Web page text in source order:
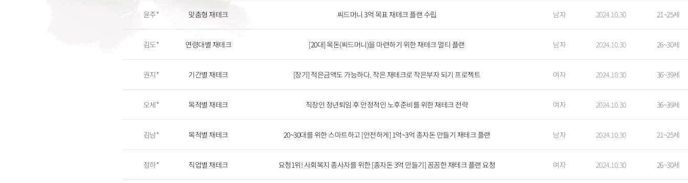
윤주* 맞춤형 재테크 씨드머니 3억 목표 재테크 플랜 수립 남자 2024.10.30 21~25세
김도* 연령대별 재테크 [20대] 목돈(씨드머니)을 마련하기 위한 재테크 멀티 플랜 남자 2024.10.30 26~30세
권지* 기간별 재테크 [장기] 적은금액도 가능하다. 작은 재테크로 작은부자 되기 프로젝트 여자 2024.10.30 36~39세
오세* 목적별 재테크 직장인 정년퇴임 후 안정적인 노후준비를 위한 재테크 전략 여자 2024.10.30 36~39세
김남* 목적별 재테크 20~30대를 위한 스마트하고 [안전하게] 1억~3억 종자돈 만들기 재테크 플랜 남자 2024.10.30 21~25세
정하* 직업별 재테크 요청1위! 사회복지 종사자를 위한 [종자돈 3억 만들기] 꼼꼼한 재테크 플랜 요청 여자 2024.10.30 26~30세